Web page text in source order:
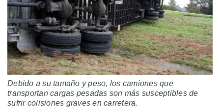
Debido a su tamaño y peso, los camiones que
transportan cargas pesadas son más susceptibles de
sufrir colisiones graves en carretera.